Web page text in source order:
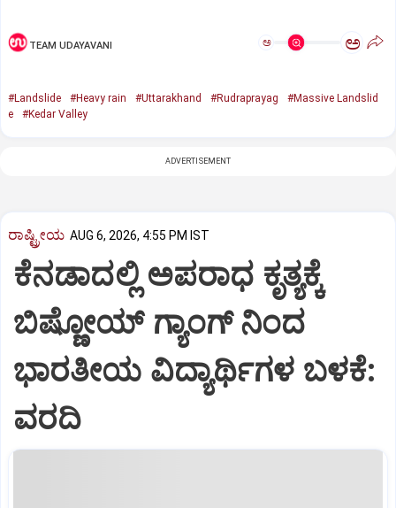
TEAM UDAYAVANI ಅ ಅ
#Landslide #Heavy rain #Uttarakhand #Rudraprayag
#Massive Landslid
e
#Kedar Valley
ADVERTISEMENT
ರಾಷ್ಟ್ರೀಯ AUG 6, 2026, 4:55 PM IST
ಕೆನಡಾದಲ್ಲಿ ಅಪರಾಧ ಕೃತ್ಯಕ್ಕೆ
ಬಿಷ್ಣೋಯ್ ಗ್ಯಾಂಗ್ ನಿಂದ
ಭಾರತೀಯ ವಿದ್ಯಾರ್ಥಿಗಳ ಬಳಕೆ:
ವರದಿ